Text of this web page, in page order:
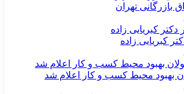
بازرگانی تهران
کبریایی زاده
بهبود محیط کسب و کار اعلام شد